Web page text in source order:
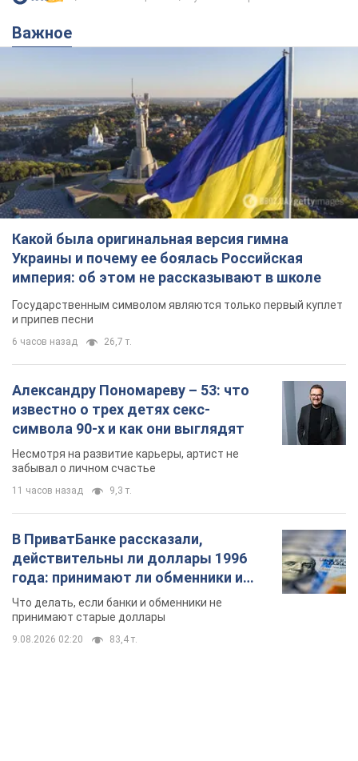
Какой была оригинальная версия гимна
Украины и почему ее боялась Российская
империя: об этом не рассказывают в школе
Государственным символом являются только первый куплет
и припев песни
6 часов назад 26,7 т.
Александру Пономареву – 53: что
известно о трех детях секс-
символа 90-х и как они выглядят
забывал о личном счастье
действительны ли доллары 1996
года: принимают ли обменники и
банки такие купюры
принимают старые доллары